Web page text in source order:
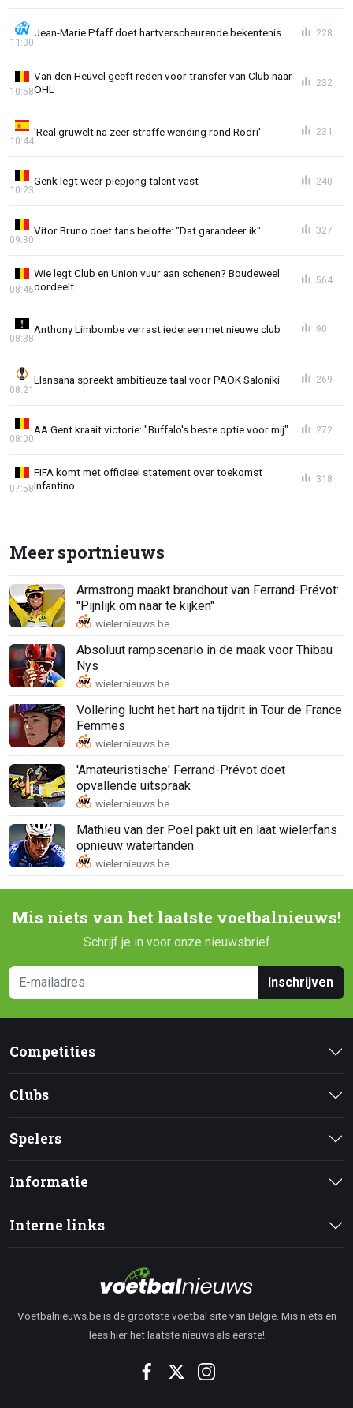
Jean-Marie Pfaff doet hartverscheurende bekentenis
11:00
228
Van den Heuvel geeft reden voor transfer van Club naar
OHL
10:58
232
'Real gruwelt na zeer straffe wending rond Rodri'
10:44
231
Genk legt weer piepjong talent vast
10:23
240
Vitor Bruno doet fans belofte: "Dat garandeer ik"
09:30
327
Wie legt Club en Union vuur aan schenen? Boudeweel
oordeelt
08:46
564
Anthony Limbombe verrast iedereen met nieuwe club
08:38
90
Llansana spreekt ambitieuze taal voor PAOK Saloniki
08:21
269
AA Gent kraait victorie: "Buffalo's beste optie voor mij"
08:00
272
FIFA komt met officieel statement over toekomst
Infantino
07:58
318
Meer sportnieuws
Armstrong maakt brandhout van Ferrand-Prévot:
"Pijnlijk om naar te kijken"
Absoluut rampscenario in de maak voor Thibau
Nys
Vollering lucht het hart na tijdrit in Tour de France
Femmes
'Amateuristische' Ferrand-Prévot doet
opvallende uitspraak
Mathieu van der Poel pakt uit en laat wielerfans
opnieuw watertanden
Mis niets van het laatste voetbalnieuws!
Schrijf je in voor onze nieuwsbrief
Inschrijven
Competities
Clubs
Spelers
Informatie
Interne links
Voetbalnieuws.be is de grootste voetbal site van Belgie. Mis niets en
lees hier het laatste nieuws als eerste!